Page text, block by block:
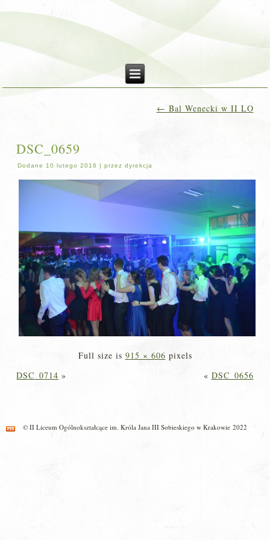
← Bal Wenecki w II LO
DSC_0659
Dodane 10 lutego 2016 |przez dyrekcja
Full size is 915 × 606 pixels
DSC_0714 » « DSC_0656
© II Liceum Ogólnokształcące im. Króla Jana III Sobieskiego w Krakowie 2022